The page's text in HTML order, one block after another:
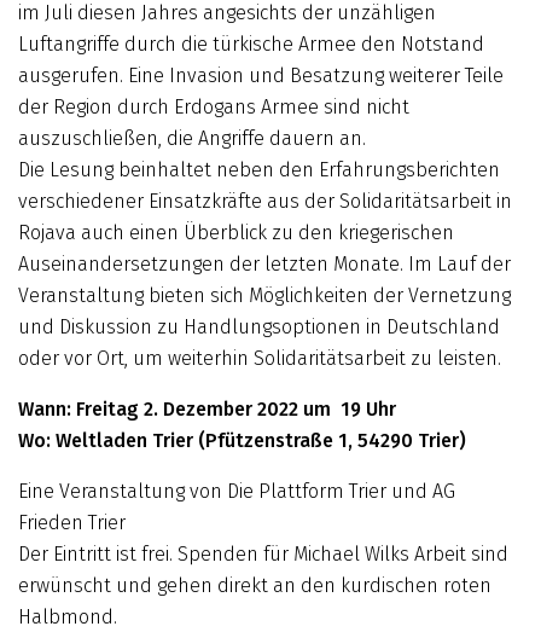
im Juli diesen Jahres angesichts der unzähligen
Luftangriffe durch die türkische Armee den Notstand
ausgerufen. Eine Invasion und Besatzung weiterer Teile
der Region durch Erdogans Armee sind nicht
auszuschließen, die Angriffe dauern an.
Die Lesung beinhaltet neben den Erfahrungsberichten
verschiedener Einsatzkräfte aus der Solidaritätsarbeit in
Rojava auch einen Überblick zu den kriegerischen
Auseinandersetzungen der letzten Monate. Im Lauf der
Veranstaltung bieten sich Möglichkeiten der Vernetzung
und Diskussion zu Handlungsoptionen in Deutschland
oder vor Ort, um weiterhin Solidaritätsarbeit zu leisten.
Wann: Freitag 2. Dezember 2022 um 19 Uhr
Wo: Weltladen Trier (Pfützenstraße 1, 54290 Trier)
Eine Veranstaltung von Die Plattform Trier und AG
Frieden Trier
Der Eintritt ist frei. Spenden für Michael Wilks Arbeit sind
erwünscht und gehen direkt an den kurdischen roten
Halbmond.